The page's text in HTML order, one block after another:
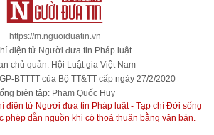
https://m.nguoiduatin.vn
điện tử Người đưa tin Pháp luật
chủ quản: Hội Luật gia Việt Nam
BTTTT của Bộ TT&TT cấp ngày 27/2/2020
biên tập: Phạm Quốc Huy
điện tử Người đưa tin Pháp luật - Tạp chí Đời sống
phép dẫn nguồn khi có thoả thuận bằng văn bản.